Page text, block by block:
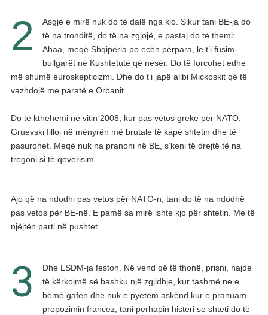
2
Asgjë e mirë nuk do të dalë nga kjo. Sikur tani BE-ja do
të na tronditë, do të na zgjojë, e pastaj do të themi:
Ahaa, meqë Shqipëria po ecën përpara, le t’i fusim
bullgarët në Kushtetutë që nesër. Do të forcohet edhe
më shumë euroskepticizmi. Dhe do t’i japë alibi Mickoskit që të
vazhdojë me paratë e Orbanit.
Do të kthehemi në vitin 2008, kur pas vetos greke për NATO,
Gruevski filloi në mënyrën më brutale të kapë shtetin dhe të
pasurohet. Meqë nuk na pranoni në BE, s’keni të drejtë të na
tregoni si të qeverisim.
Ajo që na ndodhi pas vetos për NATO-n, tani do të na ndodhë
pas vetos për BE-në. E pamë sa mirë ishte kjo për shtetin. Me të
njëjtën parti në pushtet.
3
Dhe LSDM-ja feston. Në vend që të thonë, prisni, hajde
të kërkojmë së bashku një zgjidhje, kur tashmë ne e
bëmë gafën dhe nuk e pyetëm askënd kur e pranuam
propozimin francez, tani përhapin histeri se shteti do të